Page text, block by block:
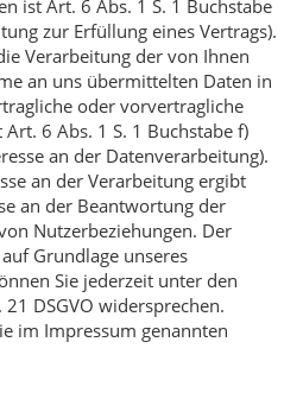
ist Art. 6 Abs. 1 S. 1 Buchstabe
zur Erfüllung eines Vertrags).
Verarbeitung der von Ihnen
an uns übermittelten Daten in
oder vorvertragliche
6 Abs. 1 S. 1 Buchstabe f)
an der Datenverarbeitung).
an der Verarbeitung ergibt
an der Beantwortung der
Nutzerbeziehungen. Der
Grundlage unseres
Sie jederzeit unter den
DSGVO widersprechen.
im Impressum genannten